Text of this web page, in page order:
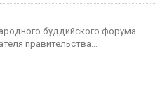
буддийского форума
правительства...